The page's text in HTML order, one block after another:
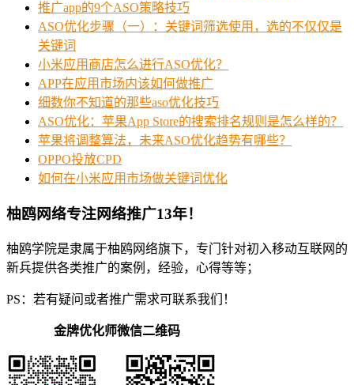
推广app的9个ASO策略技巧
ASO优化步骤（一）：关键词筛选使用，选的不仅仅是
关键词
小米应用商店怎么进行ASO优化？
APP在应用市场内该如何做推广
细数你不知道的那些aso优化技巧
ASO优化：苹果App Store的搜索排名规则是怎么样的？
苹果将调整算法，未来ASO优化趋势有哪些？
OPPO投放CPD
如何在小米应用市场做关键词优化
柚鸥网络专注网络推广13年！
柚鸥学院是隶属于柚鸥网络旗下，专门针对初入移动互联网的
新兵提供各类推广的案例，经验，心得等等；
PS：若有疑问或者推广需求可联系我们！
金牌优化师微信二维码